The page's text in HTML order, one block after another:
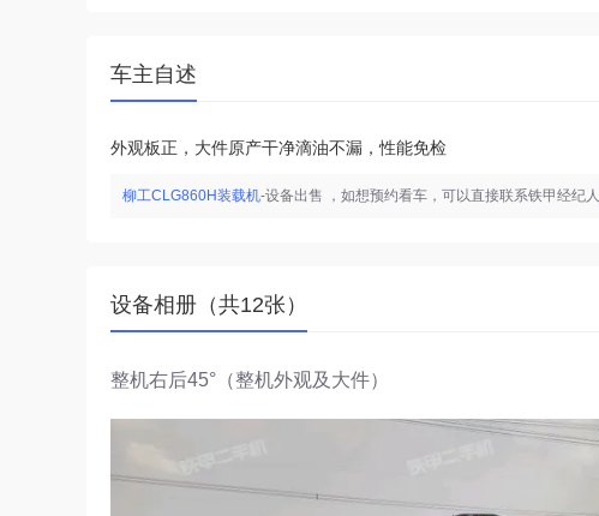
车主自述
外观板正，大件原产干净滴油不漏，性能免检
柳工CLG860H装载机-设备出售 ，如想预约看车，可以直接联系铁甲经纪人
设备相册（共12张）
整机右后45°（整机外观及大件）